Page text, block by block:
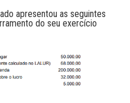
apresentou as seguintes
do seu exercício